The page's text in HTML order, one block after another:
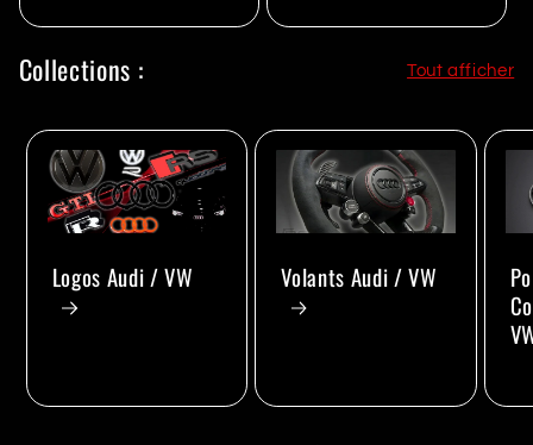
Collections : Tout afficher
Logos Audi / VW Volants Audi / VW